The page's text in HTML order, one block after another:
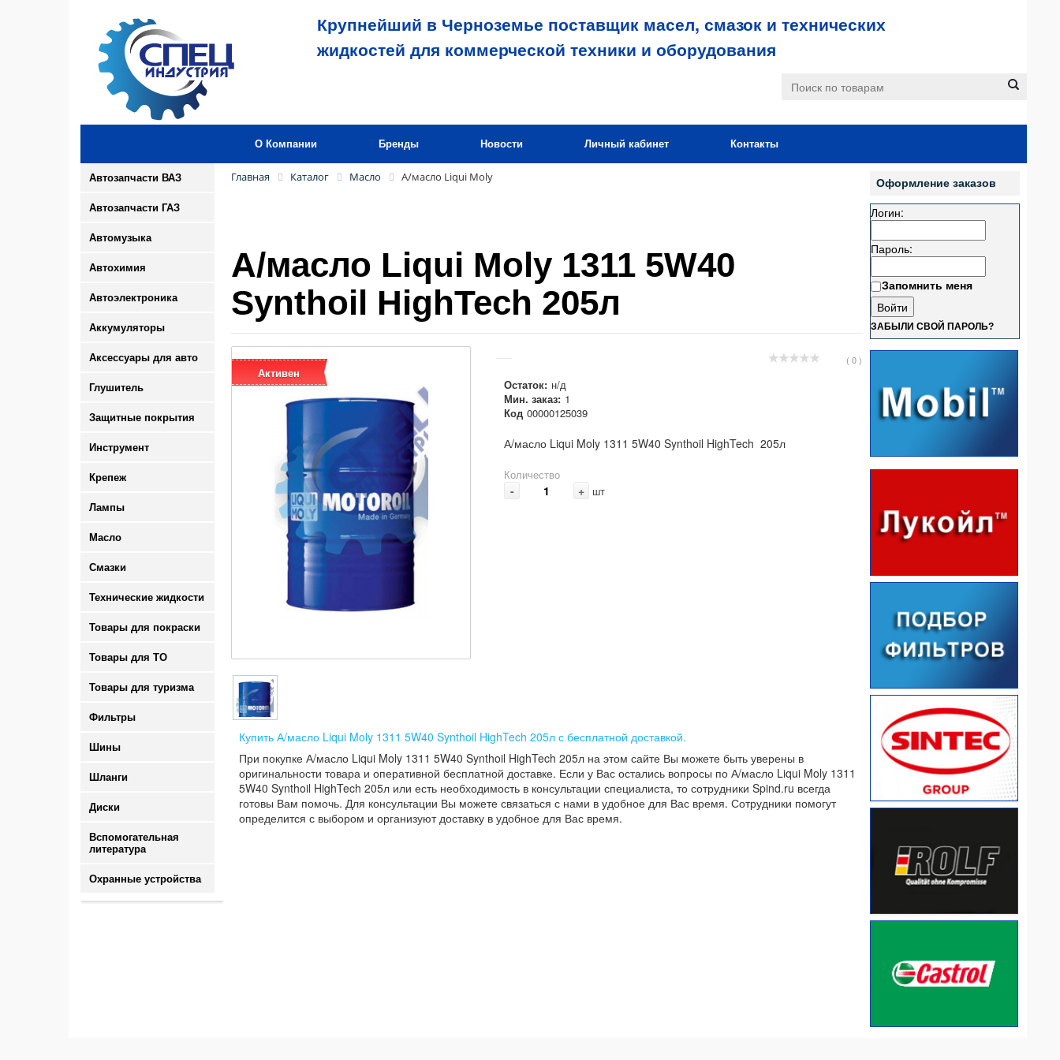
Крупнейший в Черноземье поставщик масел, смазок и технических
жидкостей для коммерческой техники и оборудования
О Компании Бренды Новости Личный кабинет Контакты
Автозапчасти ВАЗ
Автозапчасти ГАЗ
Автомузыка
Автохимия
Автоэлектроника
Аккумуляторы
Аксессуары для авто
Глушитель
Защитные покрытия
Инструмент
Крепеж
Лампы
Масло
Смазки
Технические жидкости
Товары для покраски
Товары для ТО
Товары для туризма
Фильтры
Шины
Шланги
Диски
Вспомогательная
литература
Охранные устройства
Главная Каталог Масло А/масло Liqui Moly
А/масло Liqui Moly 1311 5W40
Synthoil HighTech 205л
Активен
( 0 )
Остаток: н/д
Мин. заказ: 1
Код 00000125039
А/масло Liqui Moly 1311 5W40 Synthoil HighTech 205л
Количество
- + шт
Купить А/масло Liqui Moly 1311 5W40 Synthoil HighTech 205л с бесплатной доставкой.
При покупке А/масло Liqui Moly 1311 5W40 Synthoil HighTech 205л на этом сайте Вы можете быть уверены в
оригинальности товара и оперативной бесплатной доставке. Если у Вас остались вопросы по А/масло Liqui Moly 1311
5W40 Synthoil HighTech 205л или есть необходимость в консультации специалиста, то сотрудники Spind.ru всегда
готовы Вам помочь. Для консультации Вы можете связаться с нами в удобное для Вас время. Сотрудники помогут
определится с выбором и организуют доставку в удобное для Вас время.
Оформление заказов
Логин:
Пароль:
Запомнить меня
ЗАБЫЛИ СВОЙ ПАРОЛЬ?